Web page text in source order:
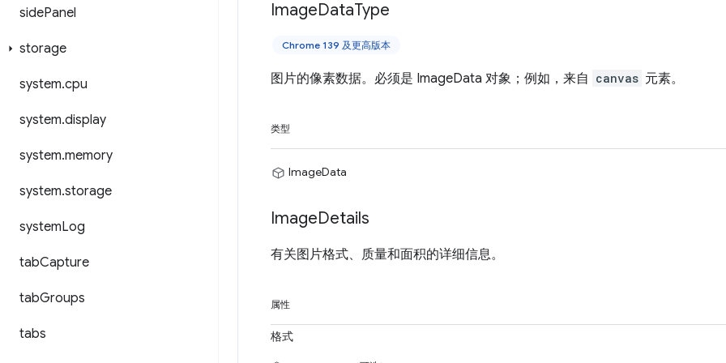
sidePanel
storage
system.cpu
system.display
system.memory
system.storage
systemLog
tabCapture
tabGroups
tabs
ImageDataType
Chrome 139 及更高版本
图片的像素数据。必须是 ImageData 对象；例如，来自 canvas 元素。
类型
ImageData
ImageDetails
有关图片格式、质量和面积的详细信息。
属性
格式